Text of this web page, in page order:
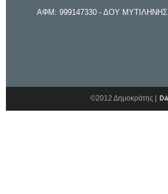
ΑΦΜ: 999147330 - ΔΟΥ ΜΥΤΙΛΗΝΗΣ
©2012 Δημοκράτης |